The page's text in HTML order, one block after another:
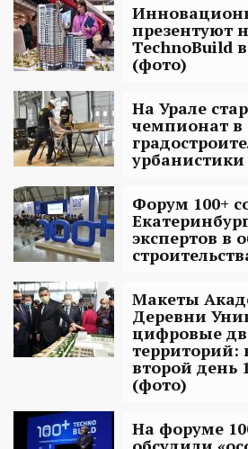
презентуют
TechnoBuild
(фото)
На Урале
чемпионат в
Форум 100+
экспертов в
Макеты
Деревни
цифровые
территорий:
второй день
(фото)
На форуме